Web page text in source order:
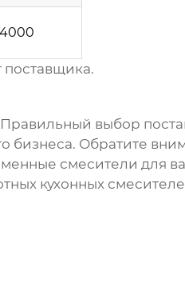
поставщика.
выбор
бизнеса. Обратите
смесители для
кухонных